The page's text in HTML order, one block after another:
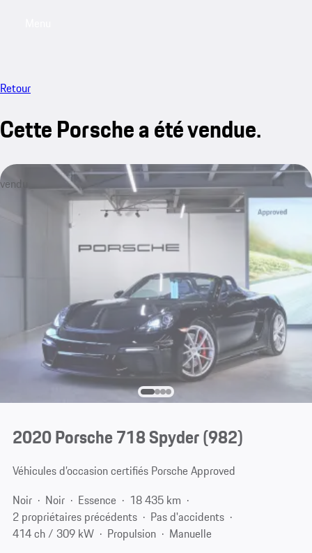
Retour
Cette Porsche a été vendue.
vendu
2020 Porsche 718 Spyder(982)
Véhicules d’occasion certifiés Porsche Approved
Noir
Noir Essence
18 435 km
2 propriétaires précédents
Pas d'accidents
414 ch / 309 kW
Propulsion
Manuelle